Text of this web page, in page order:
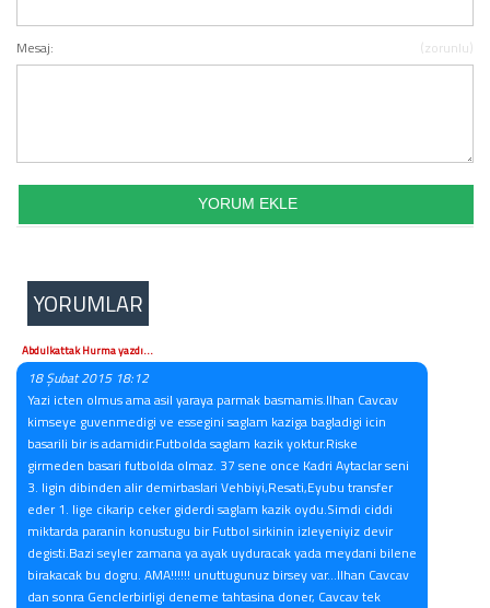
Mesaj: (zorunlu)
YORUMLAR
Abdulkattak Hurma yazdı...
18 Şubat 2015 18:12
Yazi icten olmus ama asil yaraya parmak basmamis.Ilhan Cavcav
kimseye guvenmedigi ve essegini saglam kaziga bagladigi icin
basarili bir is adamidir.Futbolda saglam kazik yoktur.Riske
girmeden basari futbolda olmaz. 37 sene once Kadri Aytaclar seni
3. ligin dibinden alir demirbaslari Vehbiyi,Resati,Eyubu transfer
eder 1. lige cikarip ceker giderdi saglam kazik oydu.Simdi ciddi
miktarda paranin konustugu bir Futbol sirkinin izleyeniyiz devir
degisti.Bazi seyler zamana ya ayak uyduracak yada meydani bilene
birakacak bu dogru. AMA!!!!!! unuttugunuz birsey var...Ilhan Cavcav
dan sonra Genclerbirligi deneme tahtasina doner, Cavcav tek